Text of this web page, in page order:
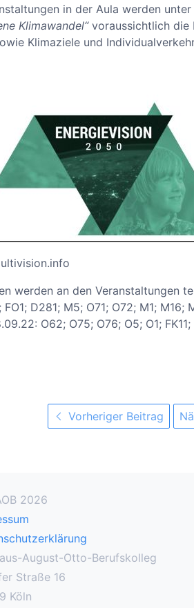
in der Aula werden unter
Klimawandel“voraussichtlich die
Klimaziele und
werden an den Veranstaltungen
D281; M5; O71; O72; M1; M16;
O62; O75; O76; O5; O1;
Vorheriger Beitrag
2026
August-Otto-Berufskolleg
Straße 16
Köln